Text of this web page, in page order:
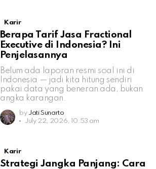
Karir
Berapa Tarif Jasa Fractional
Executive di Indonesia? Ini
Penjelasannya
Belum ada laporan resmi soal ini di
Indonesia — jadi kita hitung sendiri
pakai data yang beneran ada, bukan
angka karangan.
by Jati Sunarto
July 22, 2026, 10:53 am
Karir
Strategi Jangka Panjang: Cara